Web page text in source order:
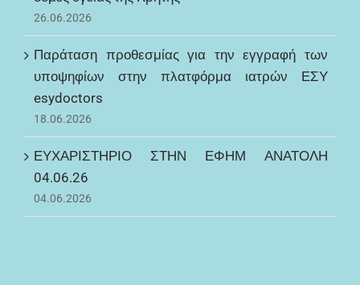
26.06.2026
Παράταση προθεσμίας για την εγγραφή των
υποψηφίων στην πλατφόρμα ιατρών ΕΣΥ
esydoctors
18.06.2026
ΕΥΧΑΡΙΣΤΗΡΙΟ ΣΤΗΝ ΕΦΗΜ ΑΝΑΤΟΛΗ
04.06.26
04.06.2026